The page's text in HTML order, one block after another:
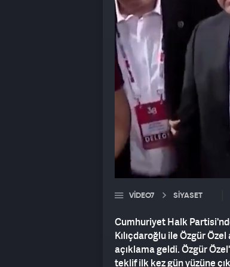
VIDEO7 SİYASET
Cumhuriyet Halk
Kılıçdaroğlu ile Özgür
açıklama geldi. Özgür
teklif ilk kez gün yüzüne